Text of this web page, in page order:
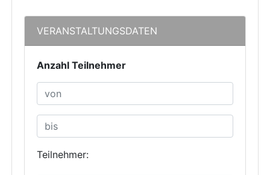
VERANSTALTUNGSDATEN
Anzahl Teilnehmer
Teilnehmer: